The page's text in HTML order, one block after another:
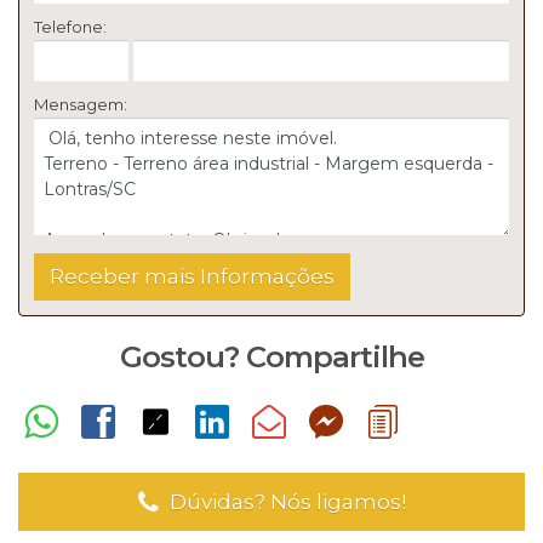
Telefone:
Mensagem:
Gostou? Compartilhe
Dúvidas? Nós ligamos!